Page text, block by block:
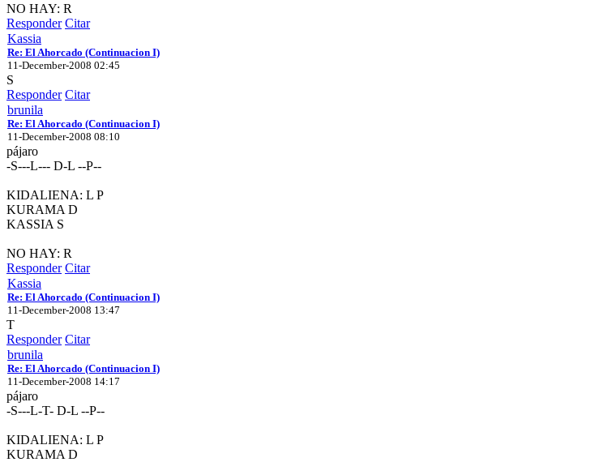
NO HAY: R
Responder Citar
Kassia
Re: El Ahorcado (Continuacion I)
11-December-2008 02:45
S
Responder Citar
brunila
Re: El Ahorcado (Continuacion I)
11-December-2008 08:10
pájaro
-S---L--- D-L --P--
KIDALIENA: L P
KURAMA D
KASSIA S
NO HAY: R
Responder Citar
Kassia
Re: El Ahorcado (Continuacion I)
11-December-2008 13:47
T
Responder Citar
brunila
Re: El Ahorcado (Continuacion I)
11-December-2008 14:17
pájaro
-S---L-T- D-L --P--
KIDALIENA: L P
KURAMA D